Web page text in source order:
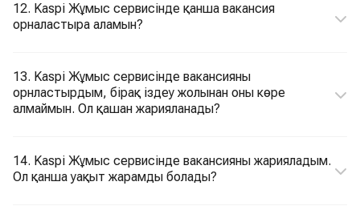
12. Kaspi Жұмыс сервисінде қанша вакансия
орналастыра аламын?
13. Kaspi Жұмыс сервисінде вакансияны
орнластырдым, бірақ іздеу жолынан оны көре
алмаймын. Ол қашан жарияланады?
14. Kaspi Жұмыс сервисінде вакансияны жарияладым.
Ол қанша уақыт жарамды болады?